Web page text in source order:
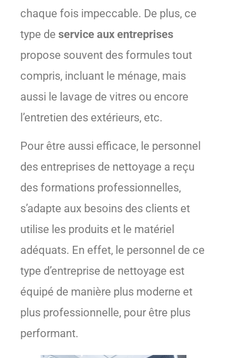
chaque fois impeccable. De plus, ce
type de service aux entreprises
propose souvent des formules tout
compris, incluant le ménage, mais
aussi le lavage de vitres ou encore
l’entretien des extérieurs, etc.
Pour être aussi efficace, le personnel
des entreprises de nettoyage a reçu
des formations professionnelles,
s’adapte aux besoins des clients et
utilise les produits et le matériel
adéquats. En effet, le personnel de ce
type d’entreprise de nettoyage est
équipé de manière plus moderne et
plus professionnelle, pour être plus
performant.